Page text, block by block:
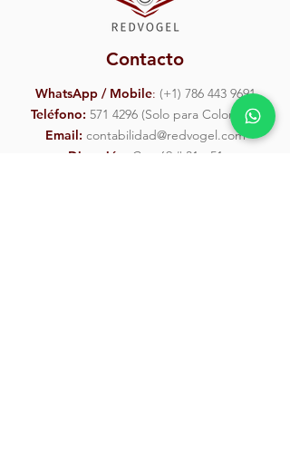
Contacto
WhatsApp / Mobile: (+1) 786 443 9691
Teléfono: 571 4296(Solo para Colombia)
Email: contabilidad@redvogel.com
Dirección
: Cra. 69 # 31 - 51